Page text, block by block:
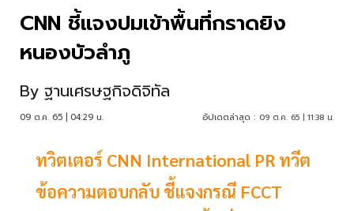
CNN ชี้แจงปมเข้าพื้นที่กราดยิง
หนองบัวลำภู
By ฐานเศรษฐกิจดิจิทัล
09 ต.ค. 65 | 04:29 น. อัปเดตล่าสุด : 09 ต.ค. 65 | 11:38 น.
ทวิตเตอร์ CNN International PR ทวีต
ข้อความตอบกลับ ชี้แจงกรณี FCCT